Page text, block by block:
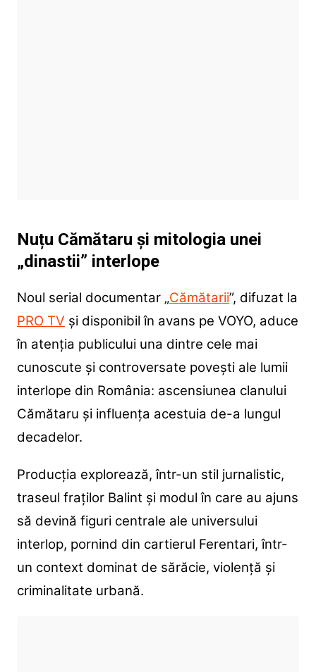
Nuțu Cămătaru și mitologia unei
„dinastii” interlope
Noul serial documentar „Cămătarii”, difuzat la
PRO TV și disponibil în avans pe VOYO, aduce
în atenția publicului una dintre cele mai
cunoscute și controversate povești ale lumii
interlope din România: ascensiunea clanului
Cămătaru și influența acestuia de-a lungul
decadelor.
Producția explorează, într-un stil jurnalistic,
traseul fraților Balint și modul în care au ajuns
să devină figuri centrale ale universului
interlop, pornind din cartierul Ferentari, într-
un context dominat de sărăcie, violență și
criminalitate urbană.